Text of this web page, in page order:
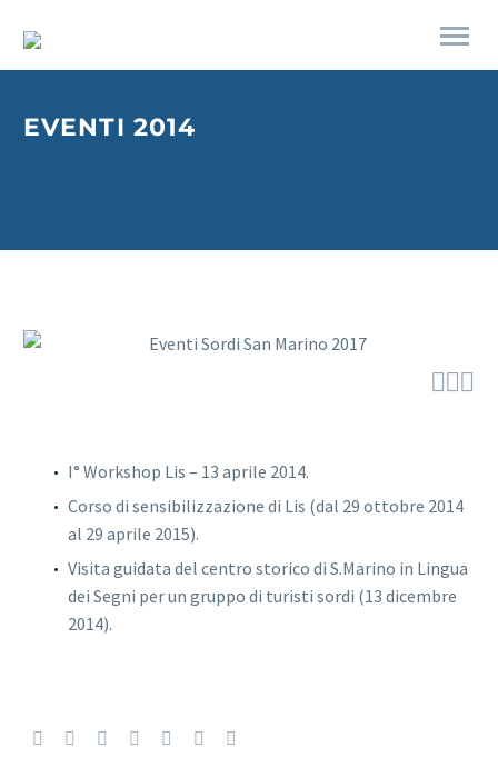
EVENTI 2014

I° Workshop Lis – 13 aprile 2014.
Corso di sensibilizzazione di Lis (dal 29 ottobre 2014
al 29 aprile 2015).
Visita guidata del centro storico di S.Marino in Lingua
dei Segni per un gruppo di turisti sordi (13 dicembre
2014).